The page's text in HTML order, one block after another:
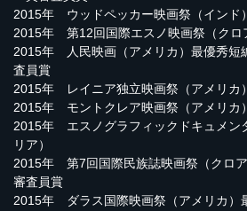
2015年 ウッドペッカー映画祭（インド）
2015年 第12回国際エスノ映画祭（クロ
2015年 人民映画（アメリカ）最優秀短
査員賞
2015年 レイニア独立映画祭（アメリカ）
2015年 モントクレア映画祭（アメリカ）
2015年 エスノグラフィックドキュメン
リア）
2015年 第7回国際民族誌映画祭（クロ
審査員賞
2015年 ダラス国際映画祭（アメリカ）